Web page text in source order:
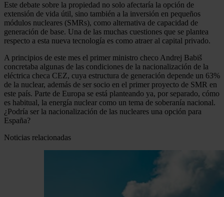
Este debate sobre la propiedad no solo afectaría la opción de
extensión de vida útil, sino también a la inversión en pequeños
módulos nucleares (SMRs), como alternativa de capacidad de
generación de base. Una de las muchas cuestiones que se plantea
respecto a esta nueva tecnología es como atraer al capital privado.
A principios de este mes el primer ministro checo Andrej Babiš
concretaba algunas de las condiciones de la nacionalización de la
eléctrica checa CEZ, cuya estructura de generación depende un 63%
de la nuclear, además de ser socio en el primer proyecto de SMR en
este país. Parte de Europa se está planteando ya, por separado, cómo
es habitual, la energía nuclear como un tema de soberanía nacional.
¿Podría ser la nacionalización de las nucleares una opción para
España?
Noticias relacionadas